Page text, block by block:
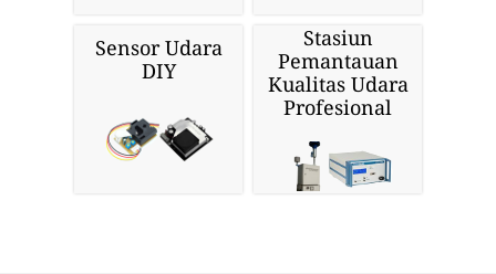
Sensor Udara
DIY
Stasiun
Pemantauan
Kualitas Udara
Profesional